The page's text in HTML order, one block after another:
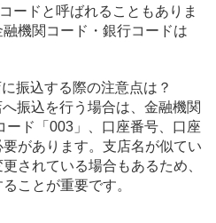
ードと呼ばれることもありま
機関コード・銀行コードは
振込する際の注意点は？
振込を行う場合は、金融機関
ード「003」、口座番号、口座
があります。支店名が似てい
されている場合もあるため、
ことが重要です。